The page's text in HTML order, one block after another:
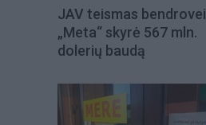
JAV teismas bendrovei
„Meta“ skyrė 567 mln.
dolerių baudą